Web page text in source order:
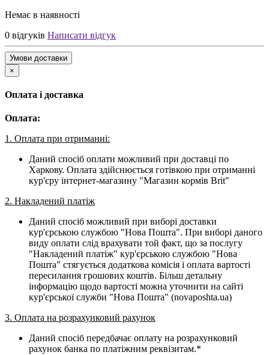
Немає в наявності
0 відгуків Написати відгук
Умови доставки
×
Оплата і доставка
Оплата:
1. Оплата при отриманні:
Даний спосіб оплати можливий при доставці по
Харкову. Оплата здійснюється готівкою при отриманні
кур'єру інтернет-магазину "Магазин кормів Brit"
2. Накладений платіж
Даний спосіб можливий при виборі доставки
кур'єрською службою "Нова Пошта". При виборі даного
виду оплати слід врахувати той факт, що за послугу
"Накладений платіж" кур'єрською службою "Нова
Пошта" стягується додаткова комісія і оплата вартості
пересилання грошових коштів. Більш детальну
інформацію щодо вартості можна уточнити на сайті
кур'єрської служби "Нова Пошта" (novaposhta.ua)
3. Оплата на розрахунковий рахунок
Даний спосіб передбачає оплату на розрахунковий
рахунок банка по платіжним реквізитам.*